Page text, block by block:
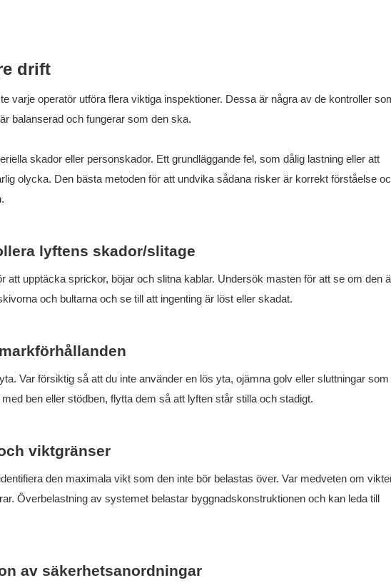
drift
varje operatör utföra flera viktiga inspektioner. Dessa är några av de kontroller
balanserad och fungerar som den ska.
skador eller personskador. Ett grundläggande fel, som dålig lastning eller att
olycka. Den bästa metoden för att undvika sådana risker är korrekt förståelse
lyftens skador/slitage
att upptäcka sprickor, böjar och slitna kablar. Undersök masten för att se om den
och bultarna och se till att ingenting är löst eller skadat.
Var försiktig så att du inte använder en lös yta, ojämna golv eller sluttningar
ben eller stödben, flytta dem så att lyften står stilla och stadigt.
viktgränser
den maximala vikt som den inte bör belastas över. Var medveten om
Överbelastning av systemet belastar byggnadskonstruktionen och kan leda till
av säkerhetsanordningar